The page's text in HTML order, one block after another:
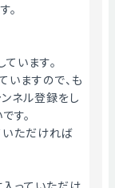
。
います。
ますので、も
ネル登録をし
す。
ただければ